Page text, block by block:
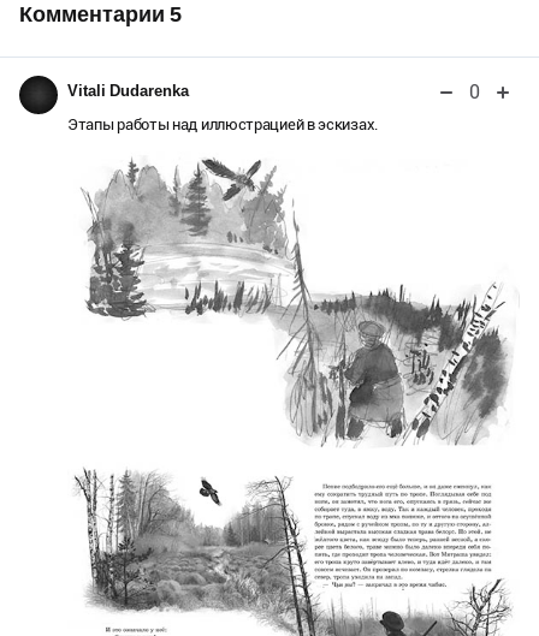
Комментарии 5
Vitali Dudarenka 0
Этапы работы над иллюстрацией в эскизах.